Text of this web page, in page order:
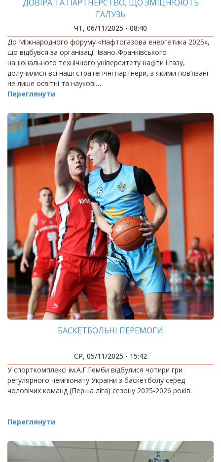
ДОВІРА ТА ПАРТНЕРСТВО, ЩО ЗМІЦНЮЮТЬ
ГАЛУЗЬ
ЧТ, 06/11/2025 - 08:40
До Міжнародного форуму «Нафтогазова енергетика 2025»,
що відбувся за організації Івано-Франківського
національного технічного університету нафти і газу,
долучилися всі наші стратегічні партнери, з якими пов’язані
не лише освітні та наукові…
Переглянути
БАСКЕТБОЛЬНІ ПЕРЕМОГИ
СР, 05/11/2025 - 15:42
У спорткомплексі ім.А.Г.Гемби відбулися чотири гри
регулярного чемпіонату України з баскетболу серед
чоловічих команд (Перша ліга) сезону 2025-2026 років.
Переглянути